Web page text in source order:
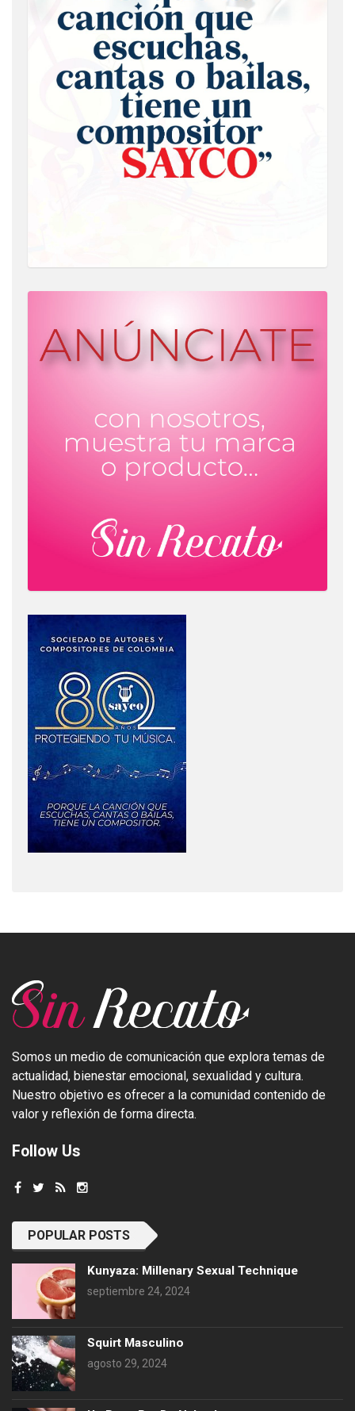
Somos un medio de comunicación que explora temas de
actualidad, bienestar emocional, sexualidad y cultura.
Nuestro objetivo es ofrecer a la comunidad contenido de
valor y reflexión de forma directa.
Follow Us
POPULAR POSTS
Kunyaza: Millenary Sexual Technique
septiembre 24, 2024
Squirt Masculino
agosto 29, 2024